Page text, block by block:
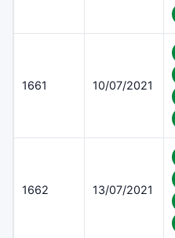
1661 10/07/2021
1662 13/07/2021